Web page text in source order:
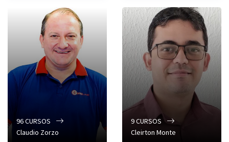
96CURSOS
Claudio Zorzo
9CURSOS
Cleirton Monte